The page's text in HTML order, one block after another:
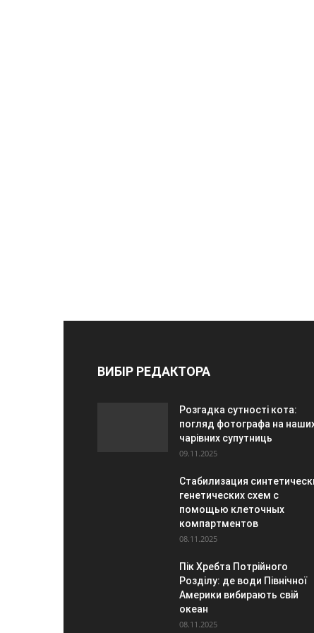
ВИБІР РЕДАКТОРА
Розгадка сутності кота:
погляд фотографа на
чарівних супутниць
09.11.2025
Стабилизация
генетических схем с
помощью клеточных
компартментов
08.11.2025
Пік Хребта Потрійного
Розділу: де води Північної
Америки вибирають свій
океан
08.11.2025